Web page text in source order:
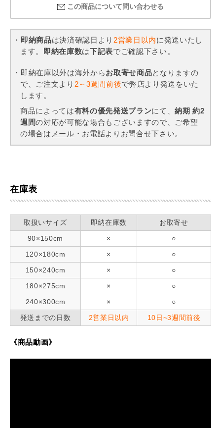
この商品について問い合わせる
・ 即納商品は決済確認日より2営業日以内に発送いたし
ます。 即納在庫数は下記表でご確認下さい。
・即納在庫以外は海外からお取寄せ商品となりますの
で、ご注文より 2～3週間前後で弊店より発送をいた
します。
商品によっては有料の優先発送プランにて、納期 約2
週間の対応が可能な場合もございますので、ご希望
の場合は メール ・ お電話よりお問合せ下さい。
在庫表
取扱いサイズ 即納在庫数
お取寄せ
90×150cm
×
○
120×180cm
×
○
150×240cm
×
○
180×275cm
×
○
240×300cm
×
○
発送までの日数
2営業日以内 10日~3週間前後
《商品動画》